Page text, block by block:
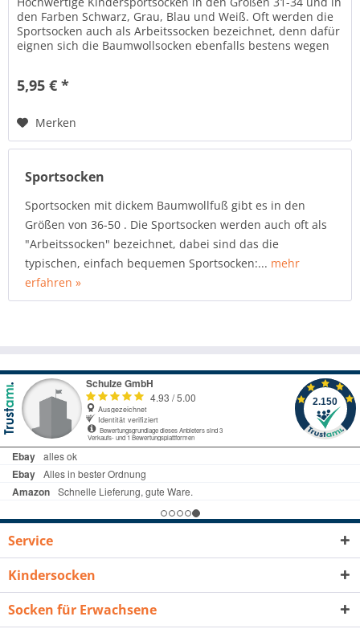
den Farben Schwarz, Grau, Blau und Weiß. Oft werden die
Sportsocken auch als Arbeitssocken bezeichnet, denn dafür
eignen sich die Baumwollsocken ebenfalls bestens wegen
5,95 € *
Merken
Sportsocken
Sportsocken mit dickem Baumwollfuß gibt es in den
Größen von 36-50 . Die Sportsocken werden auch oft als
"Arbeitssocken" bezeichnet, dabei sind das die
typischen, einfach bequemen Sportsocken:... mehr
erfahren »
Service
Kindersocken
Socken für Erwachsene